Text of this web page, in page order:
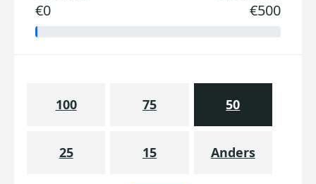
€0 €500
100 75 50
25 15 Anders